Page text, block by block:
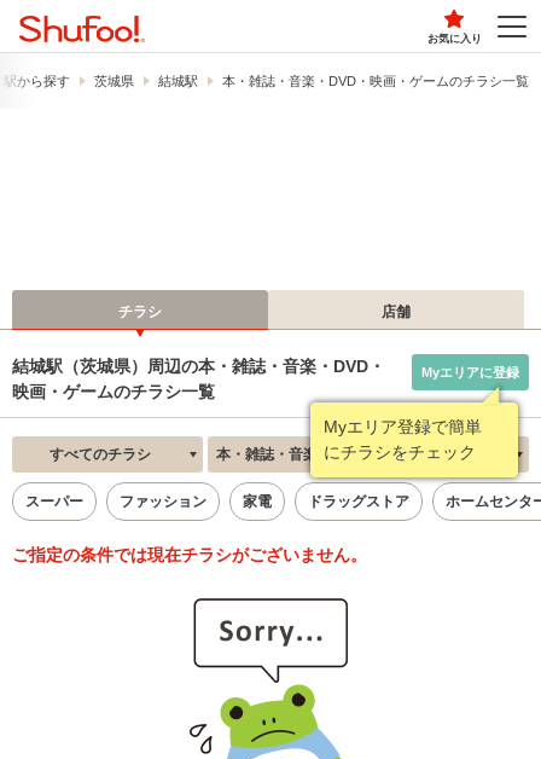
お気に入り
駅から探す 茨城県 結城駅 本・雑誌・音楽・DVD・映画・ゲームのチラシ一覧
チラシ 店舗
結城駅（茨城県）周辺の本・雑誌・音楽・DVD・
映画・ゲームのチラシ一覧
Myエリア登録で簡単
にチラシをチェック
Myエリアに登録
すべてのチラシ 本・雑誌・音楽・DVD・映画・ゲーム 新着順
スーパー ファッション 家電 ドラッグストア ホームセンタ
ご指定の条件では現在チラシがございません。